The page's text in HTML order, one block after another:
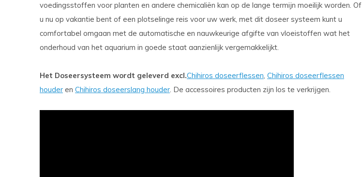
voedingsstoffen voor planten en andere chemicaliën kan op de lange termijn moeilijk worden. Of
u nu op vakantie bent of een plotselinge reis voor uw werk, met dit doseer systeem kunt u
comfortabel omgaan met de automatische en nauwkeurige afgifte van vloeistoffen wat het
onderhoud van het aquarium in goede staat aanzienlijk vergemakkelijkt.
Het Doseersysteem wordt geleverd excl.Chihiros doseerflessen, Chihiros doseerflessen
houder en Chihiros doseerslang houder. De accessoires producten zijn los te verkrijgen.